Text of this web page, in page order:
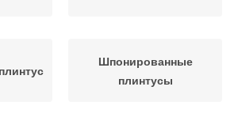
Шпонированные
плинтусы